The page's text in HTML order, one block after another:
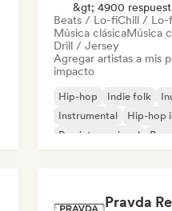
&gt; 4900
Beats / Lo-fiChill / Lo-
Música clásicaMúsica
Drill / Jersey
Agregar artistas a mis
impacto
Hip-hop Indie folk
Instrumental
Hip-hop
Rap internacional
Rap
Pravda